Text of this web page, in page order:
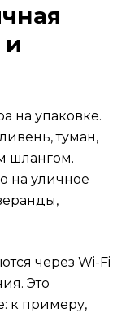
и
на упаковке.
туман,
шлангом.
на уличное
через Wi-Fi
Это
к примеру,